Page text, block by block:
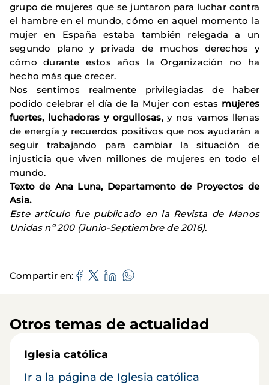
grupo de mujeres que se juntaron para luchar contra
el hambre en el mundo, cómo en aquel momento la
mujer en España estaba también relegada a un
segundo plano y privada de muchos derechos y
cómo durante estos años la Organización no ha
hecho más que crecer.
Nos sentimos realmente privilegiadas de haber
podido celebrar el día de la Mujer con estas mujeres
fuertes, luchadoras y orgullosas, y nos vamos llenas
de energía y recuerdos positivos que nos ayudarán a
seguir trabajando para cambiar la situación de
injusticia que viven millones de mujeres en todo el
mundo.
Texto de Ana Luna, Departamento de Proyectos de
Asia.
Este artículo fue publicado en la Revista de Manos
Unidas nº 200 (Junio-Septiembre de 2016).
Compartir en
Otros temas de actualidad
Iglesia católica
Ir a la página de Iglesia católica